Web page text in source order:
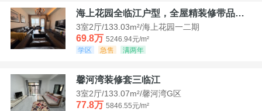
海上花园全临江户型，全屋精装修带品牌家具家电，诚意出售！
3室2厅/133.03m²/海上花园一二期
69.8万 5246.94元/m²
学区
急售 满两年
馨河湾装修套三临江
3室2厅/133.07m²/馨河湾G区
77.8万 5846.55元/m²